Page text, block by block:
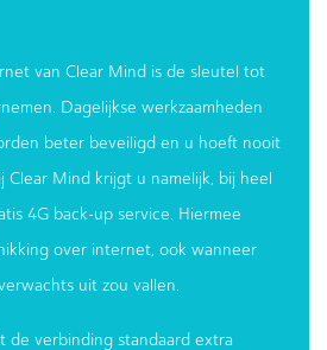
van Clear Mind is de sleutel tot
Dagelijkse werkzaamheden
beter beveiligd en u hoeft nooit
Clear Mind krijgt u namelijk, bij heel
4G back-up service. Hiermee
over internet, ook wanneer
uit zou vallen.
de verbinding standaard extra